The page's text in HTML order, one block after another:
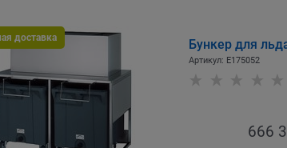
Бункер для
Артикул: E175052
доставка
666